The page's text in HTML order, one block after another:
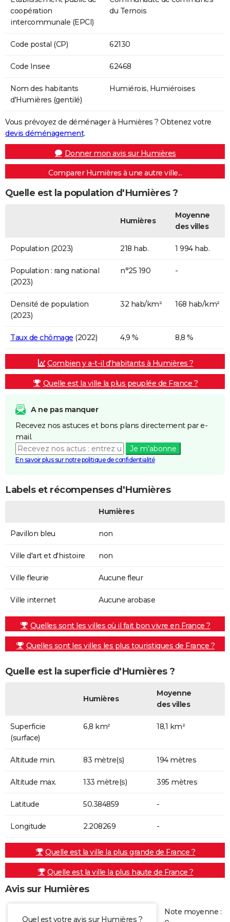
coopération
intercommunale (EPCI)
du Ternois
Code postal (CP) 62130
Code Insee 62468
Nom des habitants
d'Humières (gentilé)
Humiérois, Humiéroises
Vous prévoyez de déménager à Humières ? Obtenez votre
devis déménagement.
Donner mon avis sur Humières
Comparer Humières à une autre ville...
Quelle est la population d'Humières ?
Humières
Moyenne
des villes
Population (2023) 218 hab. 1 994 hab.
Population : rang national
(2023)
n°25 190 -
Densité de population
(2023)
32 hab/km² 168 hab/km²
Taux de chômage (2022) 4,9 % 8,8 %
Combien y a-t-il d'habitants à Humières ?
Quelle est la ville la plus peuplée de France ?
A ne pas manquer
Recevez nos astuces et bons plans directement par e-
mail.
Je m'abonne
En savoir plus sur notre politique de confidentialité
Labels et récompenses d'Humières
Humières
Pavillon bleu non
Ville d'art et d'histoire non
Ville fleurie Aucune fleur
Ville internet Aucune arobase
Quelles sont les villes où il fait bon vivre en France ?
Quelles sont les villes les plus touristiques de France ?
Quelle est la superficie d'Humières ?
Humières
Moyenne
des villes
Superficie
(surface)
6,8 km² 18,1 km²
Altitude min. 83 mètre(s) 194 mètres
Altitude max. 133 mètre(s) 395 mètres
Latitude 50.384859 -
Longitude 2.208269 -
Quelle est la ville la plus grande de France ?
Quelle est la ville la plus haute de France ?
Avis sur Humières
Quel est votre avis sur Humières ?
Note moyenne :